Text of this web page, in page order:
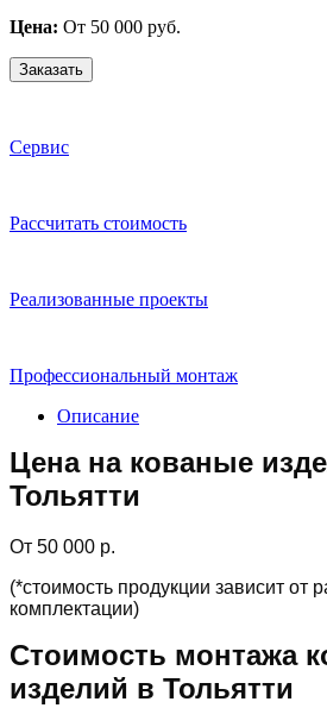
Цена: От 50 000 руб.
Заказать
Сервис
Расcчитать стоимость
Реализованные проекты
Профессиональный монтаж
Описание
Цена на кованые
Тольятти
От 50 000 р.
(*стоимость продукции зависит от
комплектации)
Стоимость монтажа
изделий в Тольятти